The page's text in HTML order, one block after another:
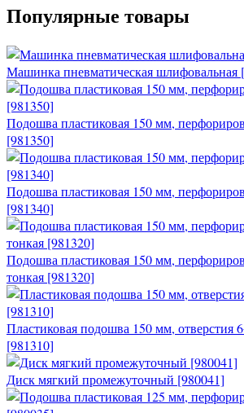
Популярные товары
Машинка пневматическая шлифовальная
Подошва пластиковая 150 мм,
[981350]
Подошва пластиковая 150 мм,
[981340]
Подошва пластиковая 150 мм,
тонкая [981320]
Пластиковая подошва 150 мм, отверстия
[981310]
Диск мягкий промежуточный [980041]